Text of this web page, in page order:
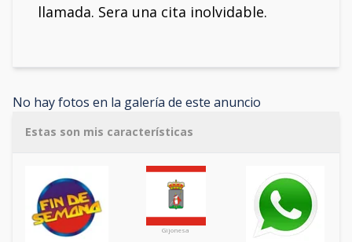
llamada. Sera una cita inolvidable.
No hay fotos en la galería de este anuncio
Estas son mis características
Gijonesa